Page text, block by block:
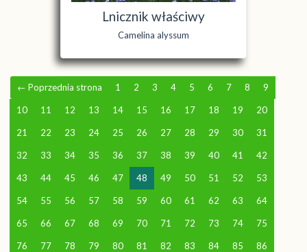
Lnicznik właściwy
Camelina alyssum
← Poprzednia strona 1 2 3 4 5 6 7 8 9
10 11 12 13 14 15 16 17 18 19 20
21 22 23 24 25 26 27 28 29 30 31
32 33 34 35 36 37 38 39 40 41 42
43 44 45 46 47 48 49 50 51 52 53
54 55 56 57 58 59 60 61 62 63 64
65 66 67 68 69 70 71 72 73 74 75
76 77 78 79 80 81 82 83 84 85 86